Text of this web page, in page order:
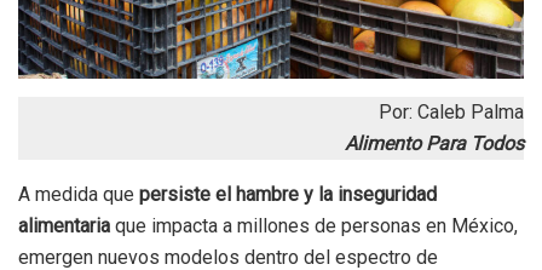
Por: Caleb Palma
Alimento Para Todos
A medida que persiste el hambre y la inseguridad
alimentaria que impacta a millones de personas en México,
emergen nuevos modelos dentro del espectro de